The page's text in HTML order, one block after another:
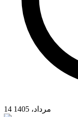
14 مرداد، 1405